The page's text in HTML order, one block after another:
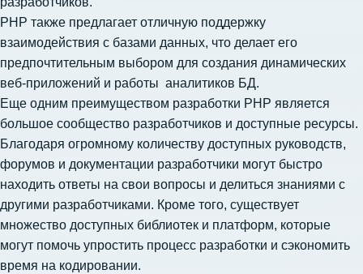
PHP также предлагает отличную поддержку
взаимодействия с базами данных, что делает его
предпочтительным выбором для создания динамических
веб-приложений и работы аналитиков БД.
Еще одним преимуществом разработки PHP является
большое сообщество разработчиков и доступные ресурсы.
Благодаря огромному количеству доступных руководств,
форумов и документации разработчики могут быстро
находить ответы на свои вопросы и делиться знаниями с
другими разработчиками. Кроме того, существует
множество доступных библиотек и платформ, которые
могут помочь упростить процесс разработки и сэкономить
время на кодировании.